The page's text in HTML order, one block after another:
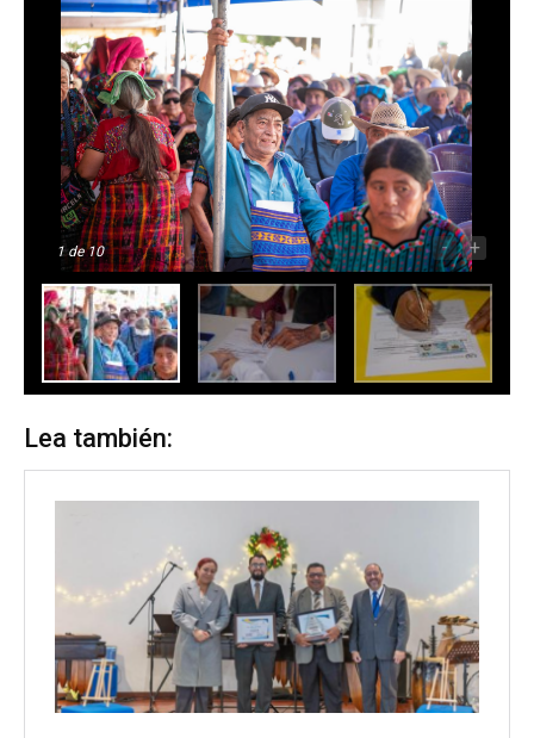
1de 10 - +
Lea también: